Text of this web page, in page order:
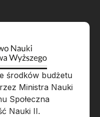
środków budżetu
Ministra Nauki
Społeczna
Nauki II.